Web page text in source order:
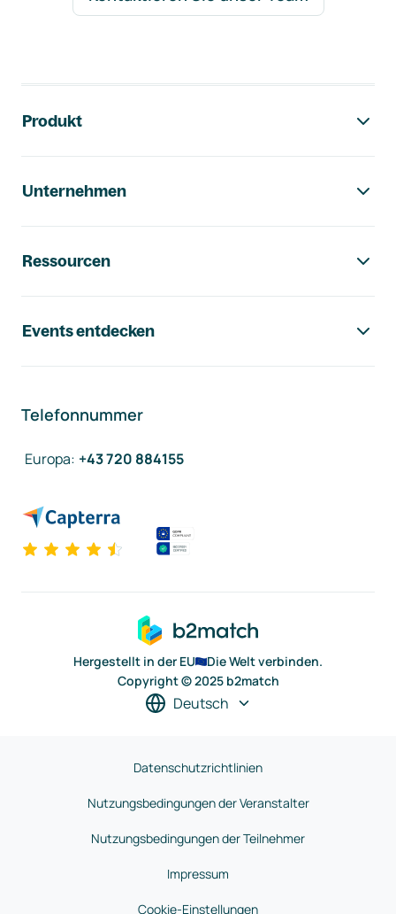
Produkt
Unternehmen
Ressourcen
Events entdecken
Telefonnummer
Europa: +43 720 884155
Hergestellt in der EU
Die Welt verbinden.
Copyright © 2025 b2match
Deutsch
Datenschutzrichtlinien
Nutzungsbedingungen der Veranstalter
Nutzungsbedingungen der Teilnehmer
Impressum
Cookie-Einstellungen